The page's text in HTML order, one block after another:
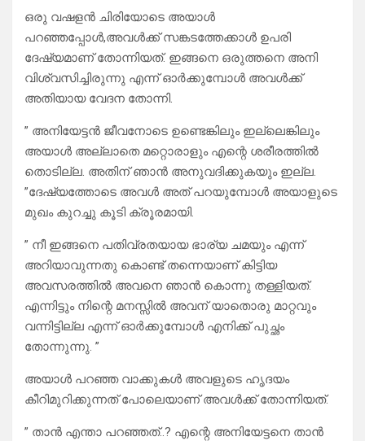
ഒരു വഷളൻ ചിരിയോടെ അയാൾ
പറഞ്ഞപ്പോൾ,അവൾക്ക് സങ്കടത്തേക്കാൾ ഉപരി
ദേഷ്യമാണ് തോന്നിയത്. ഇങ്ങനെ ഒരുത്തനെ അനി
വിശ്വസിച്ചിരുന്നു എന്ന് ഓർക്കുമ്പോൾ അവൾക്ക്
അതിയായ വേദന തോന്നി.
” അനിയേട്ടൻ ജീവനോടെ ഉണ്ടെങ്കിലും ഇല്ലെങ്കിലും
അയാൾ അല്ലാതെ മറ്റൊരാളും എന്റെ ശരീരത്തിൽ
തൊടില്ല. അതിന് ഞാൻ അനുവദിക്കുകയും ഇല്ല.
”ദേഷ്യത്തോടെ അവൾ അത് പറയുമ്പോൾ അയാളുടെ
മുഖം കുറച്ചു കൂടി ക്രൂരമായി.
” നീ ഇങ്ങനെ പതിവ്രതയായ ഭാര്യ ചമയും എന്ന്
അറിയാവുന്നതു കൊണ്ട് തന്നെയാണ് കിട്ടിയ
അവസരത്തിൽ അവനെ ഞാൻ കൊന്നു തള്ളിയത്.
എന്നിട്ടും നിന്റെ മനസ്സിൽ അവന് യാതൊരു മാറ്റവും
വന്നിട്ടില്ല എന്ന് ഓർക്കുമ്പോൾ എനിക്ക് പുച്ഛം
തോന്നുന്നു. ”
അയാൾ പറഞ്ഞ വാക്കുകൾ അവളുടെ ഹൃദയം
കീറിമുറിക്കുന്നത് പോലെയാണ് അവൾക്ക് തോന്നിയത്.
” താൻ എന്താ പറഞ്ഞത്..? എന്റെ അനിയേട്ടനെ താൻ